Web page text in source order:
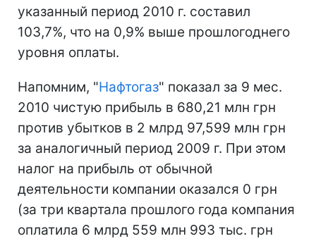
указанный период 2010 г. составил
103,7%, что на 0,9% выше прошлогоднего
уровня оплаты.
Напомним, "Нафтогаз" показал за 9 мес.
2010 чистую прибыль в 680,21 млн грн
против убытков в 2 млрд 97,599 млн грн
за аналогичный период 2009 г. При этом
налог на прибыль от обычной
деятельности компании оказался 0 грн
(за три квартала прошлого года компания
оплатила 6 млрд 559 млн 993 тыс. грн